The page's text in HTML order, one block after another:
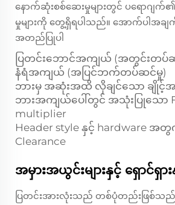
နောက်ဆုံးစစ်ဆေးမှုများတွင် ပရောဂျ
မှုများကို တွေ့ရှိရပါသည်။ အောက်ပါအခ
အတည်ပြုပါ
ပြတင်းဘောင်အကျယ် (အတွင်းတ
နံရံအကျယ် (အပြင်ဘက်တပ်ဆင်မှု)
ဘားမှ အဆုံးအထိ လိုချင်သော ချိုင့်အ
ဘားအကျယ်ပေါ်တွင် အသုံးပြုသော
multiplier
Header style နှင့် hardware
Clearance
အမှားအယွင်းများနှင့် ရှောင်ရှာ
ပြတင်းအားလုံးသည် တစ်ပုံတည်းဖြစ်